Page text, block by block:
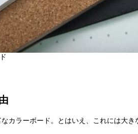
カラーボード。とはいえ、これには大